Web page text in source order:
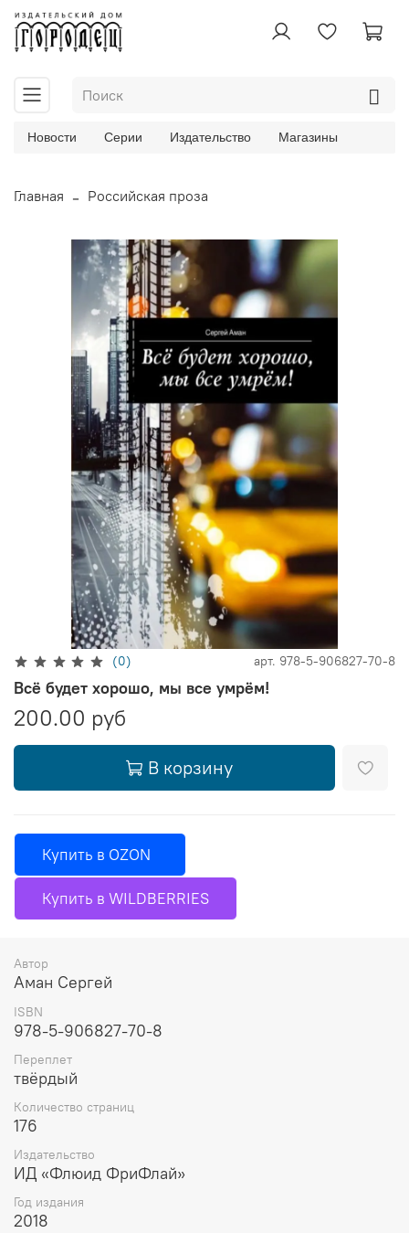
Новости Серии Издательство Магазины
Главная Российская проза
(0) арт. 978-5-906827-70-8
Всё будет хорошо, мы все умрём!
200.00 руб
В корзину
Купить в OZON
Купить в WILDBERRIES
Автор
Аман Сергей
ISBN
978-5-906827-70-8
Переплет
твёрдый
Количество страниц
176
Издательство
ИД «Флюид ФриФлай»
Год издания
2018